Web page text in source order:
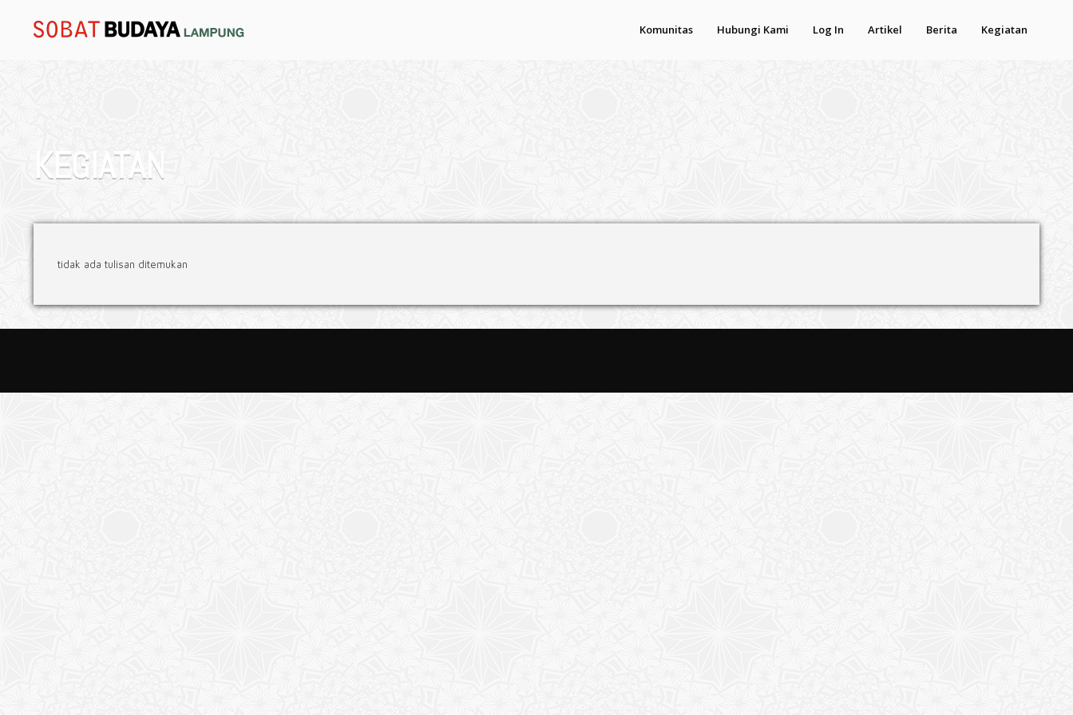
Komunitas Hubungi Kami Log In Artikel Berita Kegiatan
KEGIATAN
tidak ada tulisan ditemukan